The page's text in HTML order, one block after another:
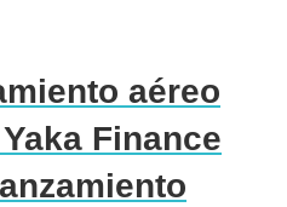
aéreo
Finance